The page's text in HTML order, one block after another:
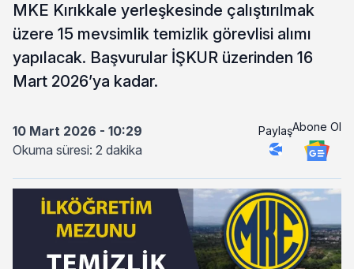
MKE Kırıkkale yerleşkesinde çalıştırılmak
üzere 15 mevsimlik temizlik görevlisi alımı
yapılacak. Başvurular İŞKUR üzerinden 16
Mart 2026’ya kadar.
10 Mart 2026 - 10:29
Okuma süresi: 2 dakika
PaylaşAbone Ol